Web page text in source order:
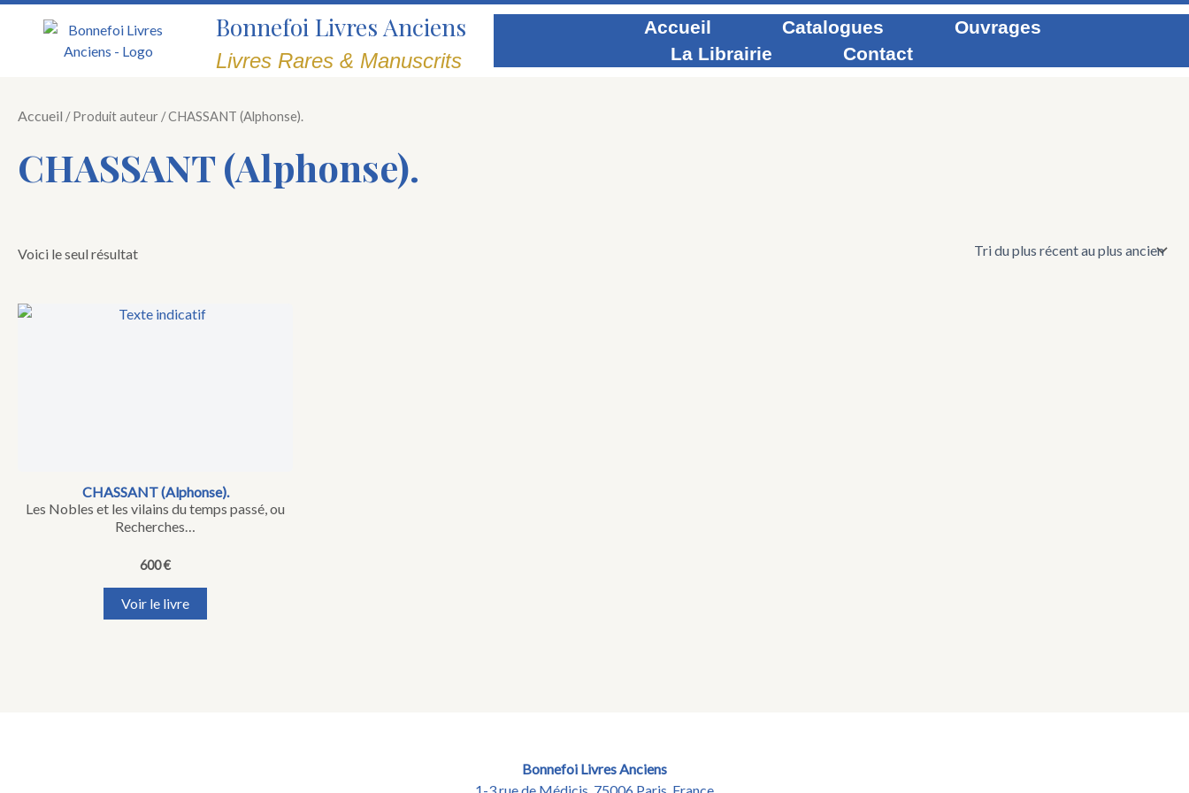
Aller
Bonnefoi Livres Anciens
Livres Rares & Manuscrits
Accueil Catalogues
Ouvrages
La Librairie
Contact
Accueil / Produit auteur / CHASSANT (Alphonse).
CHASSANT (Alphonse).
Voici le seul résultat
CHASSANT (Alphonse).
Les Nobles et les vilains du temps passé, ou
Recherches…
600€
Voir le livre
Bonnefoi Livres Anciens